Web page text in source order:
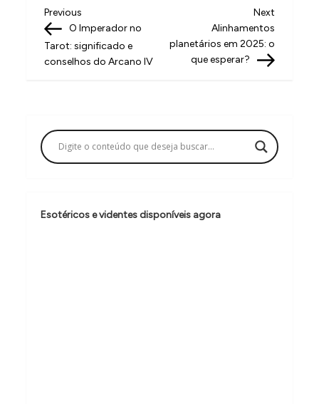
N
a
v
a
ç
o
d
Previous
Post
Previous
O Imperador no
Tarot: significado e
conselhos do Arcano IV
Next
Post
Next
Alinhamentos
planetários em 2025: o
que esperar?
Esotéricos e videntes disponíveis agora